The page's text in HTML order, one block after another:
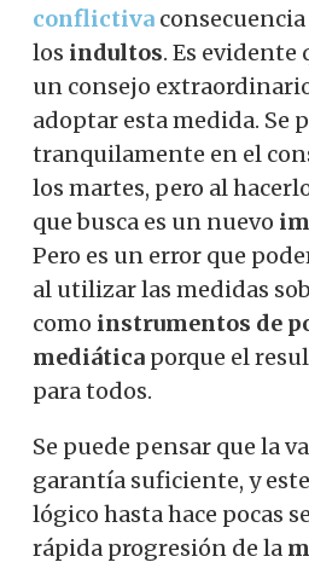
conflictiva
los indultos. Es evidente
un consejo
adoptar esta medida. Se
tranquilamente en el
los martes, pero al
que busca es un nuevo
Pero es un error que
al utilizar las medidas
como instrumentos de
mediática porque el
para todos.
Se puede pensar que la
garantía suficiente, y
lógico hasta hace pocas
rápida progresión de la